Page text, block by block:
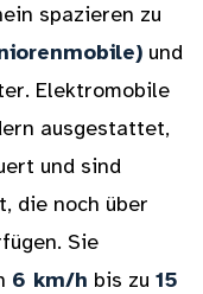
spazieren zu
und
Elektromobile
ausgestattet,
und sind
die noch über
Sie
6 km/h bis zu 15